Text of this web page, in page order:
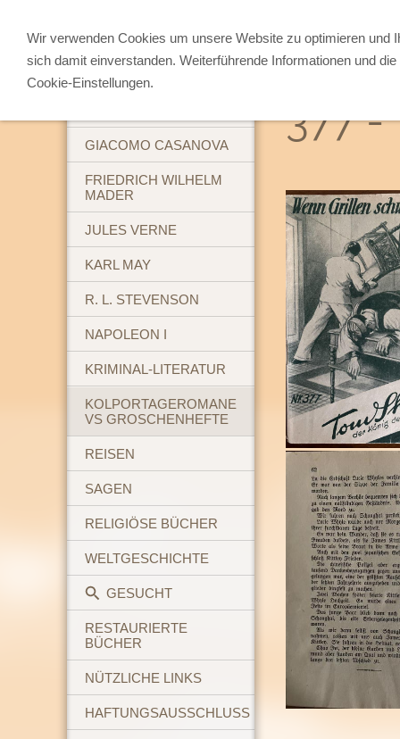
ABENTEUERBÜCHER
GIACOMO CASANOVA
FRIEDRICH WILHELM
MADER
JULES VERNE
KARL MAY
R. L. STEVENSON
NAPOLEON I
KRIMINAL-LITERATUR
KOLPORTAGEROMANE
VS GROSCHENHEFTE
REISEN
SAGEN
RELIGIÖSE BÜCHER
WELTGESCHICHTE
GESUCHT
RESTAURIERTE
BÜCHER
NÜTZLICHE LINKS
HAFTUNGSAUSSCHLUSS
377 -
Wir verwenden Cookies um unsere Website zu optimieren und
sich damit einverstanden. Weiterführende Informationen und
Cookie-Einstellungen.